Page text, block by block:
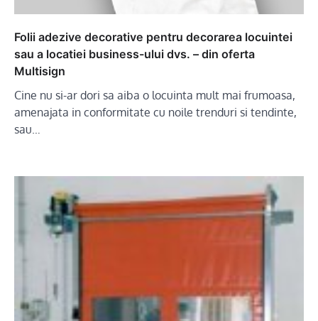
Folii adezive decorative pentru decorarea locuintei
sau a locatiei business-ului dvs. – din oferta
Multisign
Cine nu si-ar dori sa aiba o locuinta mult mai frumoasa,
amenajata in conformitate cu noile trenduri si tendinte,
sau…